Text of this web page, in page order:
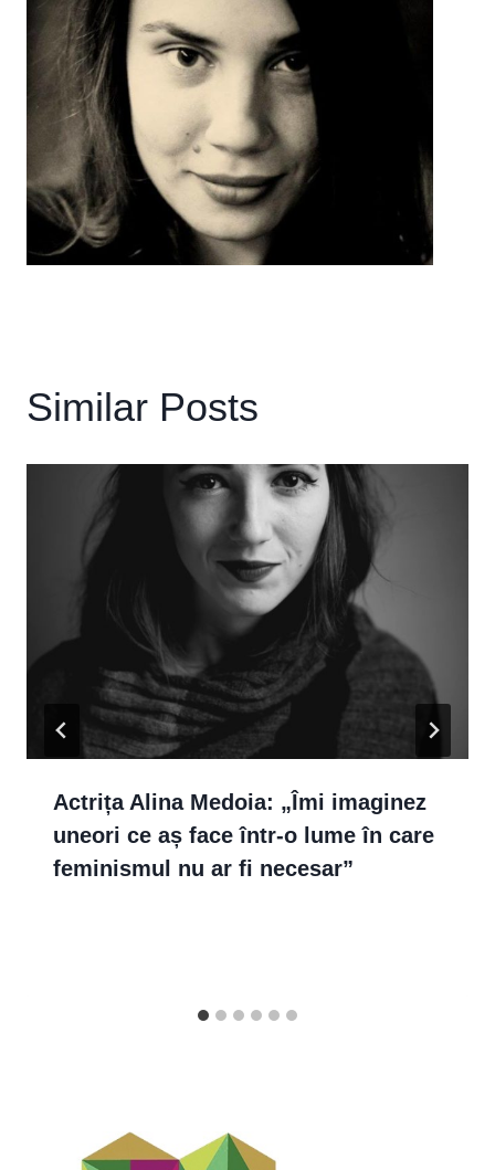
Similar Posts
Actrița Alina Medoia: „Îmi imaginez
uneori ce aș face într-o lume în care
feminismul nu ar fi necesar”